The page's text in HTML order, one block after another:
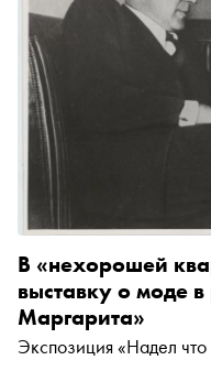
В «нехорошей
выставку о моде
Маргарита»
Экспозиция «Надел что